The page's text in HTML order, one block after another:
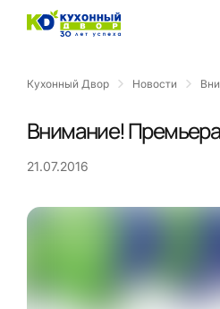
Кухонный Двор Новости
Внимание!
21.07.2016